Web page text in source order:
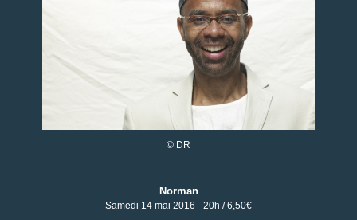
© DR
Norman
Samedi 14 mai 2016 - 20h / 6,50€